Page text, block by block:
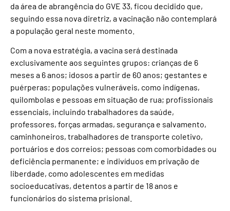
da área de abrangência do GVE 33, ficou decidido que,
seguindo essa nova diretriz, a vacinação não contemplará
a população geral neste momento.
Com a nova estratégia, a vacina será destinada
exclusivamente aos seguintes grupos: crianças de 6
meses a 6 anos; idosos a partir de 60 anos; gestantes e
puérperas; populações vulneráveis, como indígenas,
quilombolas e pessoas em situação de rua; profissionais
essenciais, incluindo trabalhadores da saúde,
professores, forças armadas, segurança e salvamento,
caminhoneiros, trabalhadores de transporte coletivo,
portuários e dos correios; pessoas com comorbidades ou
deficiência permanente; e indivíduos em privação de
liberdade, como adolescentes em medidas
socioeducativas, detentos a partir de 18 anos e
funcionários do sistema prisional.